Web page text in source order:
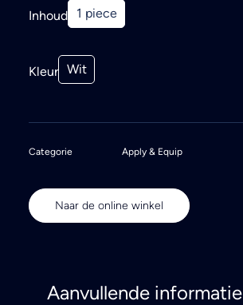
Inhoud 1 piece
Kleur Wit
Categorie Apply & Equip
Naar de online winkel
Aanvullende informatie